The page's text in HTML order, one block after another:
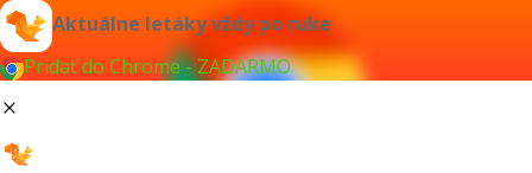
Aktuálne letáky vždy po ruke
Pridať do Chrome - ZADARMO